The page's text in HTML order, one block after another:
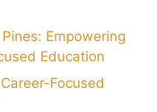
Empowering
Education
Focused